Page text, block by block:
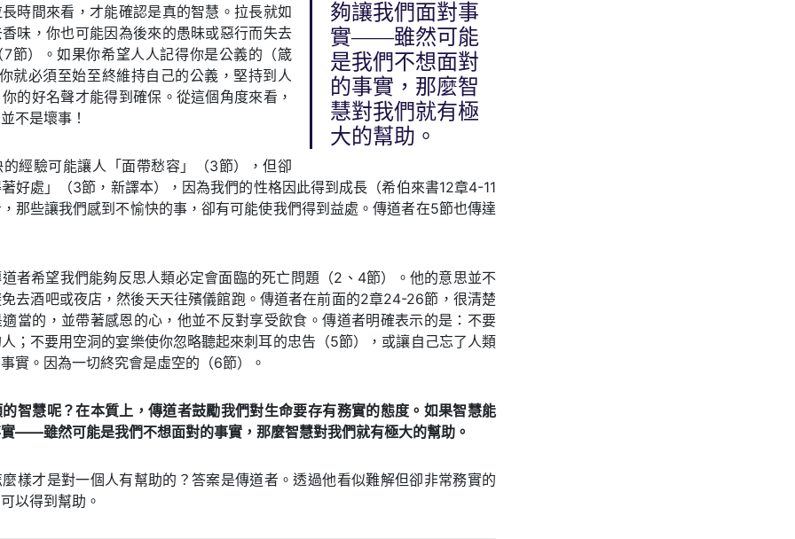
夠讓我們面對事
實——雖然可能
是我們不想面對
的事實，那麼智
慧對我們就有極
大的幫助。
時間來看，才能確認是真的智慧。拉長就如
味，你也可能因為後來的愚昧或惡行而失去
節）。如果你希望人人記得你是公義的（箴
就必須至始至終維持自己的公義，堅持到人
的好名聲才能得到確保。從這個角度來看，
不是壞事！
的經驗可能讓人「面帶愁容」（3節），但卻
好處」（3節，新譯本），因為我們的性格因此得到成長（希伯來書12章4-11
那些讓我們感到不愉快的事，卻有可能使我們得到益處。傳道者在5節也傳達
者希望我們能夠反思人類必定會面臨的死亡問題（2、4節）。他的意思並不
去酒吧或夜店，然後天天往殯儀館跑。傳道者在前面的2章24-26節，很清楚
當的，並帶著感恩的心，他並不反對享受飲食。傳道者明確表示的是：不要
；不要用空洞的宴樂使你忽略聽起來刺耳的忠告（5節），或讓自己忘了人類
實。因為一切終究會是虛空的（6節）。
智慧呢？在本質上，傳道者鼓勵我們對生命要存有務實的態度。如果智慧能
——雖然可能是我們不想面對的事實，那麼智慧對我們就有極大的幫助。
樣才是對一個人有幫助的？答案是傳道者。透過他看似難解但卻非常務實的
以得到幫助。